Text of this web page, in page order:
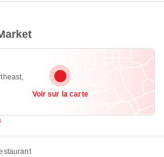
Voir sur la carte